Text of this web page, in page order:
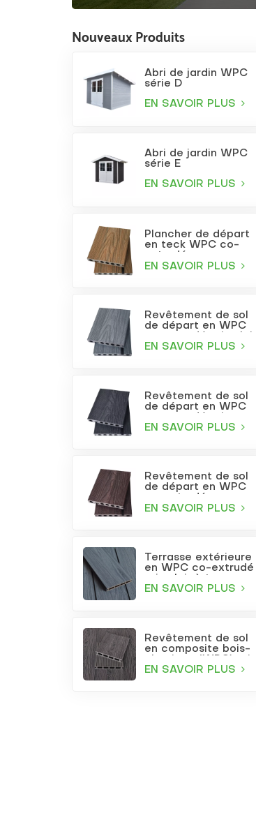
Nouveaux Produits
Abri de jardin WPC
série D
EN SAVOIR PLUS
Abri de jardin WPC
série E
EN SAVOIR PLUS
Plancher de départ
en teck WPC co-
EN SAVOIR PLUS
Revêtement de sol
de départ en WPC
EN SAVOIR PLUS
Revêtement de sol
de départ en WPC
anthracite
EN SAVOIR PLUS
Revêtement de sol
de départ en WPC
bordeaux
EN SAVOIR PLUS
Terrasse extérieure
en WPC co-extrudé
carrés
EN SAVOIR PLUS
Revêtement de sol
en composite bois-
foncé gaufré pour
EN SAVOIR PLUS